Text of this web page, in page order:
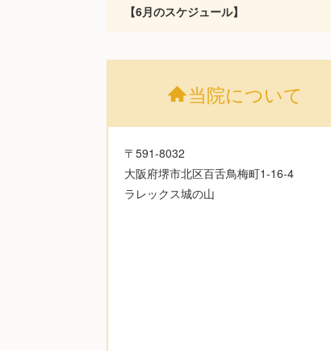
【6月のスケジュール】
当院について
〒591-8032
大阪府堺市北区百舌鳥梅町1-16-4
ラレックス城の山